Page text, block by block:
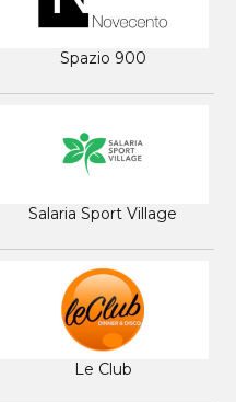
Spazio 900
Salaria Sport Village
Le Club